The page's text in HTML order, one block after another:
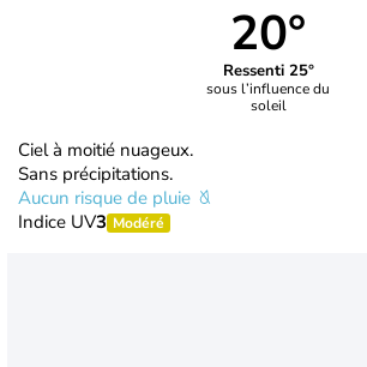
20°
Ressenti 25°
sous l’influence du
soleil
Ciel à moitié nuageux.
Sans précipitations.
Aucun risque de pluie
Indice UV3 Modéré